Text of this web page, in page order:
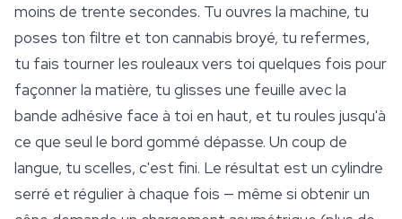
moins de trente secondes. Tu ouvres la machine, tu
poses ton filtre et ton cannabis broyé, tu refermes,
tu fais tourner les rouleaux vers toi quelques fois pour
façonner la matière, tu glisses une feuille avec la
bande adhésive face à toi en haut, et tu roules jusqu'à
ce que seul le bord gommé dépasse. Un coup de
langue, tu scelles, c'est fini. Le résultat est un cylindre
serré et régulier à chaque fois — même si obtenir un